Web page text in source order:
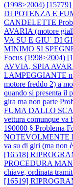
(1998>2004)
DI POTENZA E
CANDELETTE
AVARIA (motore
VA SU E GIU` DI
MINIMO SI
Focus (1998>2004)
AVVIA, SPIA
LAMPEGGIANTE
motore freddo 2) a
quando si presenta il
gira ma non parte
FUMA DALLO
vettura comunque va
190000 § Problema
NOTEVOLMENTE
va su di giri (ma non
[16518]
PROCEDURA
chiave, ordinata
[16519]